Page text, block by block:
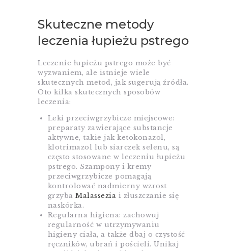
Skuteczne metody
leczenia łupieżu pstrego
Leczenie łupieżu pstrego może być
wyzwaniem, ale istnieje wiele
skutecznych metod, jak sugerują źródła.
Oto kilka skutecznych sposobów
leczenia:
Leki przeciwgrzybicze miejscowe:
preparaty zawierające substancje
aktywne, takie jak ketokonazol,
klotrimazol lub siarczek selenu, są
często stosowane w leczeniu łupieżu
pstrego. Szampony i kremy
przeciwgrzybicze pomagają
kontrolować nadmierny wzrost
grzyba Malassezia i złuszczanie się
naskórka.
Regularna higiena: zachowuj
regularność w utrzymywaniu
higieny ciała, a także dbaj o czystość
ręczników, ubrań i pościeli. Unikaj